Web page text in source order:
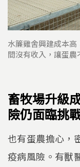
水簾雞舍興建成本
間沒有收入，讓蛋農
畜牧場升級
險仍面臨挑
也有蛋農擔心，
疫病風險。有獸